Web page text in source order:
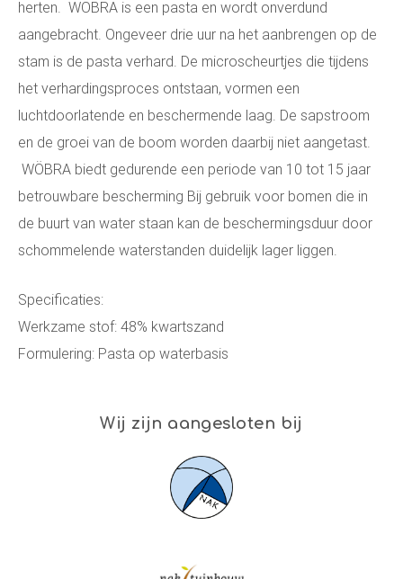
herten. WÖBRA is een pasta en wordt onverdund
aangebracht. Ongeveer drie uur na het aanbrengen op de
stam is de pasta verhard. De microscheurtjes die tijdens
het verhardingsproces ontstaan, vormen een
luchtdoorlatende en beschermende laag. De sapstroom
en de groei van de boom worden daarbij niet aangetast.
WÖBRA biedt gedurende een periode van 10 tot 15 jaar
betrouwbare bescherming Bij gebruik voor bomen die in
de buurt van water staan kan de beschermingsduur door
schommelende waterstanden duidelijk lager liggen.
Specificaties:
Werkzame stof: 48% kwartszand
Formulering: Pasta op waterbasis
Wij zijn aangesloten bij